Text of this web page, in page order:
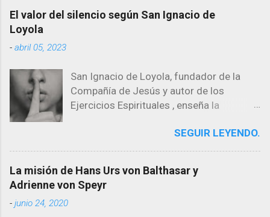
El valor del silencio según San Ignacio de
Loyola
- abril 05, 2023
San Ignacio de Loyola, fundador de la
Compañía de Jesús y autor de los
Ejercicios Espirituales , enseña la
de la voluntad de Dios y la vida espiritual.
El silencio es necesario para escuchar a
Dios y para discernir su voluntad en
nuestras vidas. En los Ejercicios
Espirituales, San Ignacio aconseja
SEGUIR LEYENDO.
La misión de Hans Urs von Balthasar y
Adrienne von Speyr
- junio 24, 2020